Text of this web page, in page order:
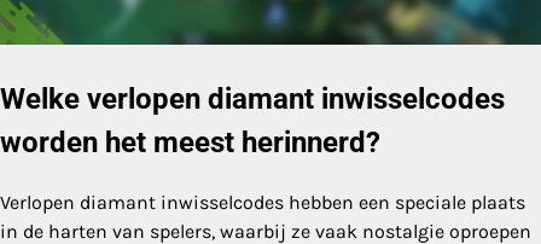
Welke verlopen diamant inwisselcodes
worden het meest herinnerd?
Verlopen diamant inwisselcodes hebben een speciale plaats
in de harten van spelers, waarbij ze vaak nostalgie oproepen